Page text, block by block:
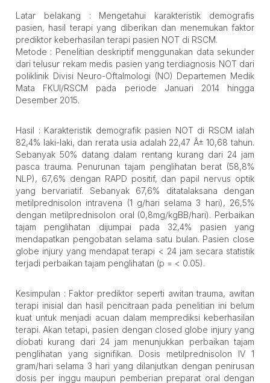
Latar belakang : Mengetahui karakteristik demografis
pasien, hasil terapi yang diberikan dan menemukan faktor
prediktor keberhasilan terapi pasien NOT di RSCM.
Metode : Penelitian deskriptif menggunakan data sekunder
dari telusur rekam medis pasien yang terdiagnosis NOT dari
poliklinik Divisi Neuro-Oftalmologi (NO) Departemen Medik
Mata FKUI/RSCM pada periode Januari 2014 hingga
Desember 2015.
Hasil : Karakteristik demografik pasien NOT di RSCM ialah
82,4% laki-laki, dan rerata usia adalah 22,47 Â± 10,68 tahun.
Sebanyak 50% datang dalam rentang kurang dari 24 jam
pasca trauma. Penurunan tajam penglihatan berat (58,8%
NLP), 67,6% dengan RAPD positif, dan papil nervus optik
yang bervariatif. Sebanyak 67,6% ditatalaksana dengan
metilprednisolon intravena (1 g/hari selama 3 hari), 26,5%
dengan metilprednisolon oral (0,8mg/kgBB/hari). Perbaikan
tajam penglihatan dijumpai pada 32,4% pasien yang
mendapatkan pengobatan selama satu bulan. Pasien close
globe injury yang mendapat terapi < 24 jam secara statistik
terjadi perbaikan tajam penglihatan (p = < 0.05).
Kesimpulan : Faktor prediktor seperti awitan trauma, awitan
terapi inisial dan hasil pencitraan pada penelitian ini belum
kuat untuk menjadi acuan dalam memprediksi keberhasilan
terapi. Akan tetapi, pasien dengan closed globe injury yang
diobati kurang dari 24 jam menunjukkan perbaikan tajam
penglihatan yang signifikan. Dosis metilprednisolon IV 1
gram/hari selama 3 hari yang dilanjutkan dengan penirusan
dosis per inggu maupun pemberian preparat oral dengan